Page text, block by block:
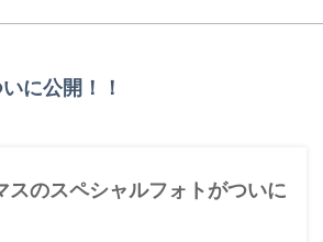
に公開！！
スのスペシャルフォトがついに